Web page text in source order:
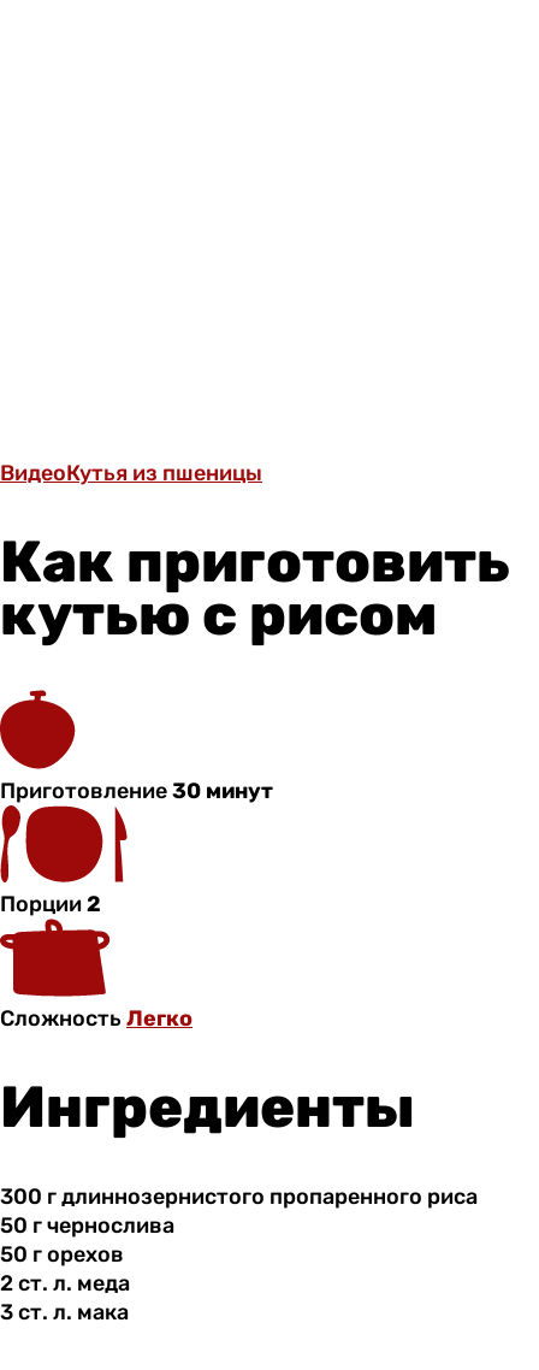
ВидеоКутья из пшеницы
Как приготовить
кутью с рисом
Приготовление30 минут
Порции2
Сложность Легко
Ингредиенты
300 гдлиннозернистого пропаренного риса
50 гчернослива
50 горехов
2 ст. л. меда
3 ст. л. мака